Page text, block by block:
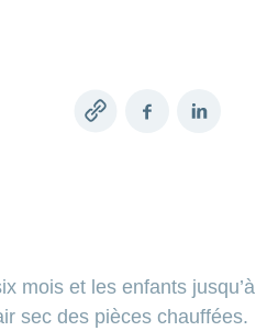
Copy
FacebookLinkedIn
mois et les enfants jusqu’à
sec des pièces chauffées.